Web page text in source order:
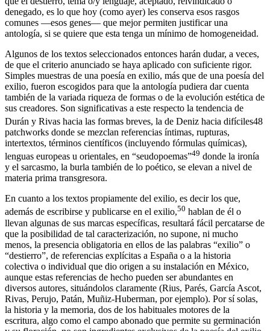
denegado, es lo que hoy (como ayer) les conserva esos rasgos
comunes —esos genes— que mejor permiten justificar una
antología, si se quiere que esta tenga un mínimo de homogeneidad.
Algunos de los textos seleccionados entonces harán dudar, a veces,
de que el criterio anunciado se haya aplicado con suficiente rigor.
Simples muestras de una poesía en exilio, más que de una poesía del
exilio, fueron escogidos para que la antología pudiera dar cuenta
también de la variada riqueza de formas o de la evolución estética de
sus creadores. Son significativas a este respecto la tendencia de
Durán y Rivas hacia las formas breves, la de Deniz hacia difíciles48
patchworks donde se mezclan referencias íntimas, rupturas,
intertextos, términos científicos (incluyendo fórmulas químicas),
lenguas europeas u orientales, en “seudopoemas”49 donde la ironía
y el sarcasmo, la burla también de lo poético, se elevan a nivel de
materia prima transgresora.
En cuanto a los textos propiamente del exilio, es decir los que,
además de escribirse y publicarse en el exilio,50 hablan de él o
llevan algunas de sus marcas específicas, resultará fácil percatarse de
que la posibilidad de tal caracterización, no supone, ni mucho
menos, la presencia obligatoria en ellos de las palabras “exilio” o
“destierro”, de referencias explícitas a España o a la historia
colectiva o individual que dio origen a su instalación en México,
aunque estas referencias de hecho pueden ser abundantes en
diversos autores, situándolos claramente (Rius, Parés, García Ascot,
Rivas, Perujo, Patán, Muñiz-Huberman, por ejemplo). Por sí solas,
la historia y la memoria, dos de los habituales motores de la
escritura, algo como el campo abonado que permite su germinación